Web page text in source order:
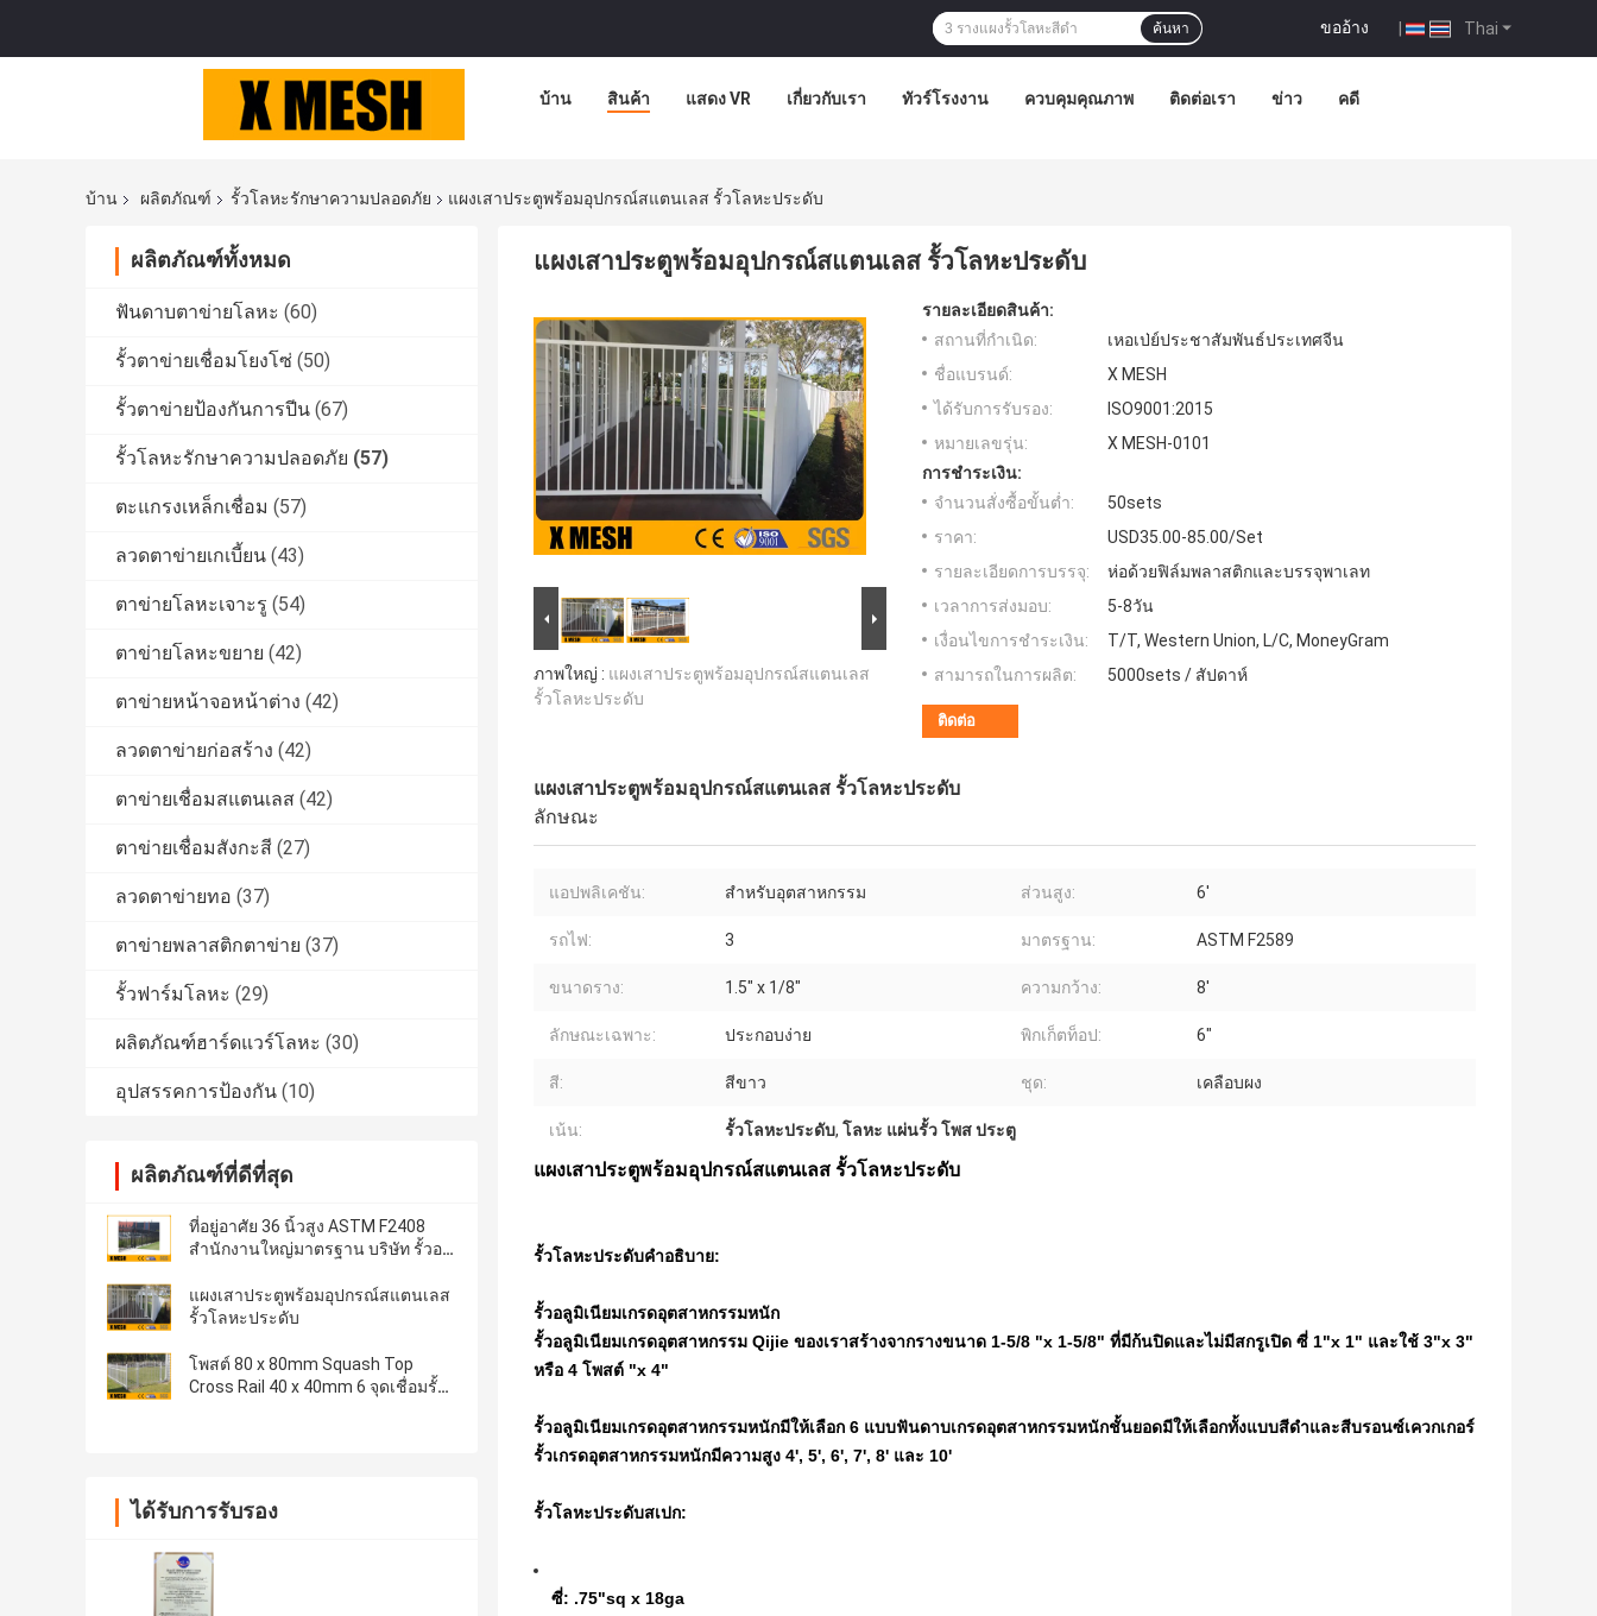
Thai
ขออ้าง |
ค้นหา
บ้าน สินค้า แสดง VR เกี่ยวกับเรา ทัวร์โรงงาน ควบคุมคุณภาพ ติดต่อเรา ข่าว คดี
บ้าน ผลิตภัณฑ์ รั้วโลหะรักษาความปลอดภัย แผงเสาประตูพร้อมอุปกรณ์สแตนเลส รั้วโลหะประดับ
ผลิตภัณฑ์ทั้งหมด
ฟันดาบตาข่ายโลหะ (60)
รั้วตาข่ายเชื่อมโยงโซ่ (50)
รั้วตาข่ายป้องกันการปีน (67)
รั้วโลหะรักษาความปลอดภัย (57)
ตะแกรงเหล็กเชื่อม (57)
ลวดตาข่ายเกเบี้ยน (43)
ตาข่ายโลหะเจาะรู (54)
ตาข่ายโลหะขยาย (42)
ตาข่ายหน้าจอหน้าต่าง (42)
ลวดตาข่ายก่อสร้าง (42)
ตาข่ายเชื่อมสแตนเลส (42)
ตาข่ายเชื่อมสังกะสี (27)
ลวดตาข่ายทอ (37)
ตาข่ายพลาสติกตาข่าย (37)
รั้วฟาร์มโลหะ (29)
ผลิตภัณฑ์ฮาร์ดแวร์โลหะ (30)
อุปสรรคการป้องกัน (10)
ผลิตภัณฑ์ที่ดีที่สุด
ที่อยู่อาศัย 36 นิ้วสูง ASTM F2408
สำนักงานใหญ่มาตรฐาน บริษัท รั้วอลู
แผงเสาประตูพร้อมอุปกรณ์สแตนเลส
รั้วโลหะประดับ
โพสต์ 80 x 80mm Squash Top
Cross Rail 40 x 40mm 6 จุดเชื่อมรั้ว
ได้รับการรับรอง
แผงเสาประตูพร้อมอุปกรณ์สแตนเลส รั้วโลหะประดับ
ภาพใหญ่ : แผงเสาประตูพร้อมอุปกรณ์สแตนเลส
รั้วโลหะประดับ
รายละเอียดสินค้า:
สถานที่กำเนิด:
เหอเป่ย์ประชาสัมพันธ์ประเทศจีน
ชื่อแบรนด์:
X MESH
ได้รับการรับรอง:
ISO9001:2015
หมายเลขรุ่น:
X MESH-0101
การชำระเงิน:
จำนวนสั่งซื้อขั้นต่ำ:
50sets
ราคา:
USD35.00-85.00/Set
รายละเอียดการบรรจุ:
ห่อด้วยฟิล์มพลาสติกและบรรจุพาเลท
เวลาการส่งมอบ:
5-8วัน
เงื่อนไขการชำระเงิน:
T/T, Western Union, L/C, MoneyGram
สามารถในการผลิต:
5000sets / สัปดาห์
ติดต่อ
แผงเสาประตูพร้อมอุปกรณ์สแตนเลส รั้วโลหะประดับ
ลักษณะ
แอปพลิเคชัน: สำหรับอุตสาหกรรม ส่วนสูง: 6'
รถไฟ: 3 มาตรฐาน: ASTM F2589
ขนาดราง: 1.5" x 1/8" ความกว้าง: 8'
ลักษณะเฉพาะ: ประกอบง่าย พิกเก็ตท็อป: 6"
สี: สีขาว ชุด: เคลือบผง
เน้น: รั้วโลหะประดับ, โลหะ แผ่นรั้ว โพส ประตู
แผงเสาประตูพร้อมอุปกรณ์สแตนเลส รั้วโลหะประดับ
รั้วโลหะประดับคำอธิบาย:
รั้วอลูมิเนียมเกรดอุตสาหกรรมหนัก
รั้วอลูมิเนียมเกรดอุตสาหกรรม Qijie ของเราสร้างจากรางขนาด 1-5/8 "x 1-5/8" ที่มีก้นปิดและไม่มีสกรูเปิด ซี่ 1"x 1" และใช้ 3"x 3"
หรือ 4 โพสต์ "x 4"
รั้วอลูมิเนียมเกรดอุตสาหกรรมหนักมีให้เลือก 6 แบบฟันดาบเกรดอุตสาหกรรมหนักชั้นยอดมีให้เลือกทั้งแบบสีดำและสีบรอนซ์เควกเกอร์
รั้วเกรดอุตสาหกรรมหนักมีความสูง 4', 5', 6', 7', 8' และ 10'
รั้วโลหะประดับสเปก:
ซี่: .75"sq x 18ga